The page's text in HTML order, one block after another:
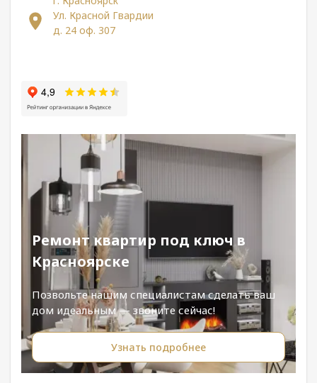
Ул. Красной Гвардии
д. 24 оф. 307
Ремонт квартир под ключ в
Красноярске
Позвольте нашим специалистам сделать ваш
дом идеальным — звоните сейчас!
Узнать подробнее